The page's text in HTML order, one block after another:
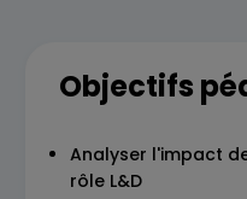
Objectifs
Analyser l'impact
rôle L&D